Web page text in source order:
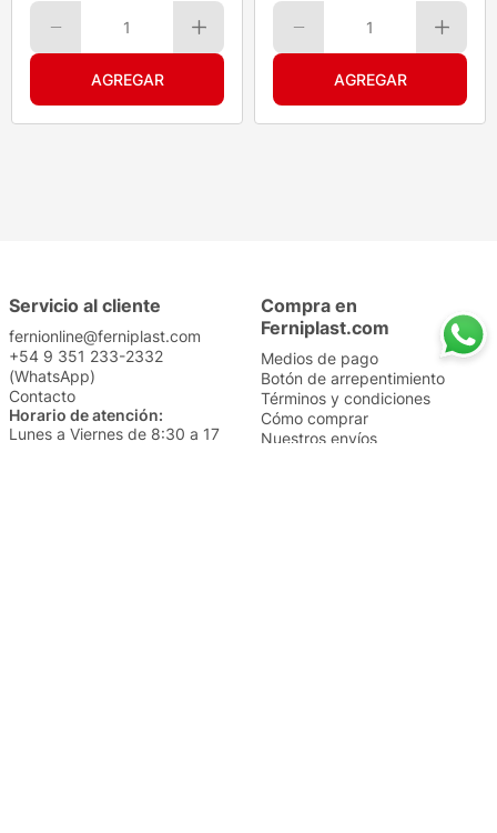
1 1
Servicio al cliente
fernionline@ferniplast.com
+54 9 351 233-2332
(WhatsApp)
Contacto
Horario de atención:
Lunes a Viernes de 8:30 a 17
Compra en
Ferniplast.com
Medios de pago
Botón de arrepentimiento
Términos y condiciones
Cómo comprar
Nuestros envíos